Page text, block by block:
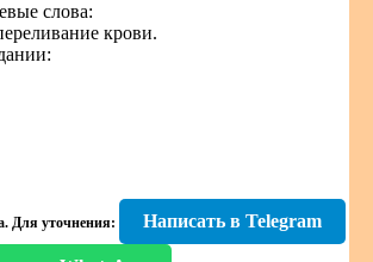
слова:
крови.
Для уточнения: Написать в Telegram